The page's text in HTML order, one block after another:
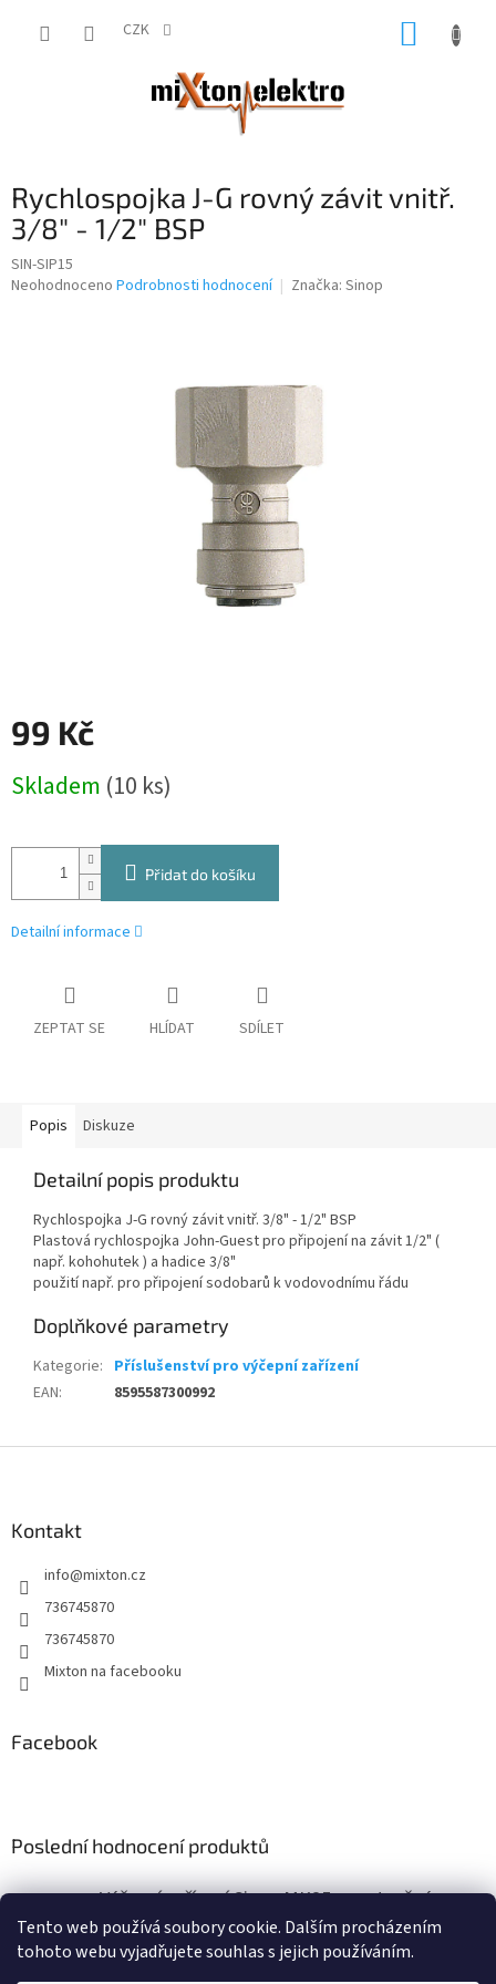
Tento web používá soubory cookie. Dalším procházením
tohoto webu vyjadřujete souhlas s jejich používáním.
CZK
Rychlospojka J-G rovný závit vnitř.
3/8" - 1/2" BSP
SIN-SIP15
Průměrné
Neohodnoceno Podrobnosti hodnocení Značka: Sinop
99 Kč
cena:
Skladem (10 ks)
Přidat do košíku
Detailní informace
ZEPTAT SE HLÍDAT SDÍLET
Popis Diskuze
Detailní popis produktu
Rychlospojka J-G rovný závit vnitř. 3/8" - 1/2" BSP
Plastová rychlospojka John-Guest pro připojení na závit 1/2" (
např. kohohutek ) a hadice 3/8"
použití např. pro připojení sodobarů k vodovodnímu řádu
Doplňkové parametry
Kategorie: Příslušenství pro výčepní zařízení
EAN: 8595587300992
Kontakt
info@mixton.cz
736745870
736745870
Mixton na facebooku
Facebook
Poslední hodnocení produktů
Výčepní zařízení Sinop MK25 s vestavěným vzduchovým kompresorem
Hodnocení produktu je 5 z 5 hvězdiček.
|